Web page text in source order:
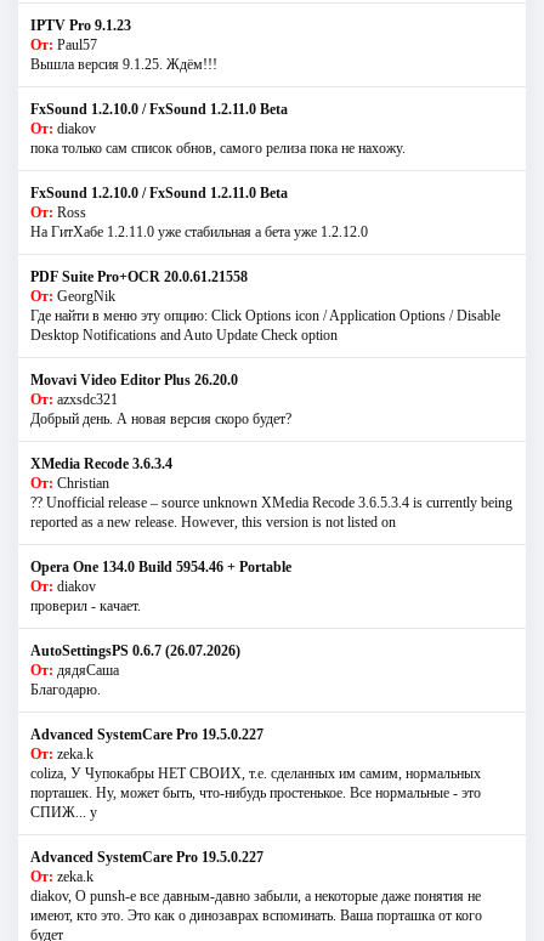
IPTV Pro 9.1.23
От: Paul57
Вышла версия 9.1.25. Ждём!!!
FxSound 1.2.10.0 / FxSound 1.2.11.0 Beta
От: diakov
пока только сам список обнов, самого релиза пока не нахожу.
FxSound 1.2.10.0 / FxSound 1.2.11.0 Beta
От: Ross
На ГитХабе 1.2.11.0 уже стабильная а бета уже 1.2.12.0
PDF Suite Pro+OCR 20.0.61.21558
От: GeorgNik
Где найти в меню эту опцию: Click Options icon / Application Options / Disable
Desktop Notifications and Auto Update Check option
Movavi Video Editor Plus 26.20.0
От: azxsdc321
Добрый день. А новая версия скоро будет?
XMedia Recode 3.6.3.4
От: Christian
?? Unofficial release – source unknown XMedia Recode 3.6.5.3.4 is currently being
reported as a new release. However, this version is not listed on
Opera One 134.0 Build 5954.46 + Portable
От: diakov
проверил - качает.
AutoSettingsPS 0.6.7 (26.07.2026)
От: дядяСаша
Благодарю.
Advanced SystemCare Pro 19.5.0.227
От: zeka.k
coliza, У Чупокабры НЕТ СВОИХ, т.е. сделанных им самим, нормальных
порташек. Ну, может быть, что-нибудь простенькое. Все нормальные - это
СПИЖ... у
Advanced SystemCare Pro 19.5.0.227
От: zeka.k
diakov, О punsh-е все давным-давно забыли, а некоторые даже понятия не
имеют, кто это. Это как о динозаврах вспоминать. Ваша порташка от кого
будет